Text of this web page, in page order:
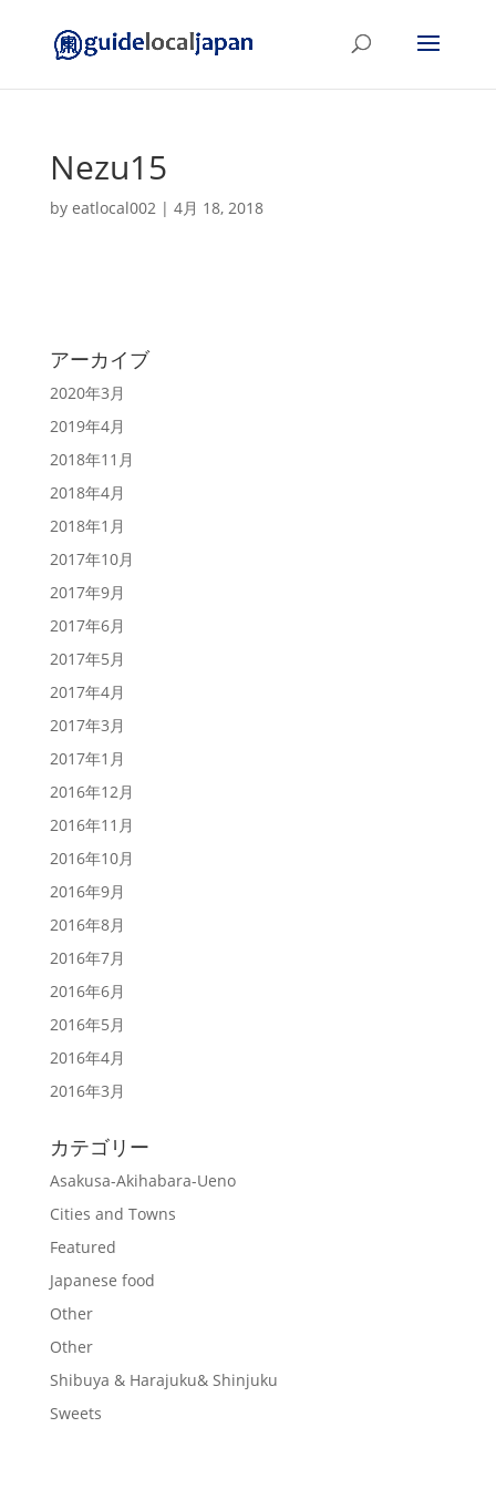
Nezu15
by eatlocal002| 4月 18, 2018
アーカイブ
2020年3月
2019年4月
2018年11月
2018年4月
2018年1月
2017年10月
2017年9月
2017年6月
2017年5月
2017年4月
2017年3月
2017年1月
2016年12月
2016年11月
2016年10月
2016年9月
2016年8月
2016年7月
2016年6月
2016年5月
2016年4月
2016年3月
カテゴリー
Asakusa-Akihabara-Ueno
Cities and Towns
Featured
Japanese food
Other
Other
Shibuya & Harajuku& Shinjuku
Sweets